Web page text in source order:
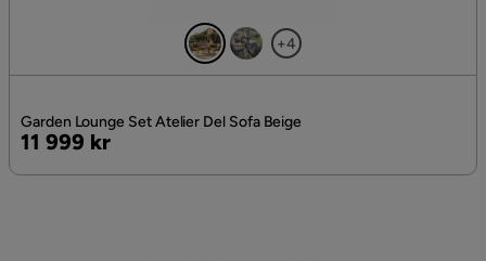
+4
Garden Lounge Set Atelier Del Sofa Beige
Pris
11 999 kr